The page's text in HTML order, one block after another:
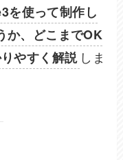
を使って制作し
か、どこまでOK
やすく解説 しま